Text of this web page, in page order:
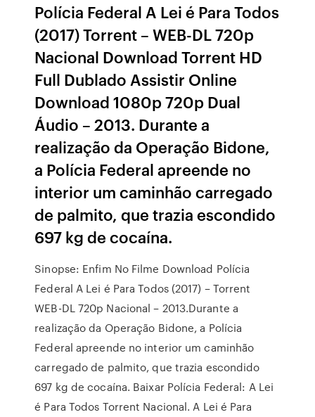
Polícia Federal A Lei é Para Todos
(2017) Torrent – WEB-DL 720p
Nacional Download Torrent HD
Full Dublado Assistir Online
Download 1080p 720p Dual
Áudio – 2013. Durante a
realização da Operação Bidone,
a Polícia Federal apreende no
interior um caminhão carregado
de palmito, que trazia escondido
697 kg de cocaína.
Sinopse: Enfim No Filme Download Polícia
Federal A Lei é Para Todos (2017) – Torrent
WEB-DL 720p Nacional – 2013.Durante a
realização da Operação Bidone, a Polícia
Federal apreende no interior um caminhão
carregado de palmito, que trazia escondido
697 kg de cocaína. Baixar Polícia Federal: A Lei
é Para Todos Torrent Nacional. A Lei é Para